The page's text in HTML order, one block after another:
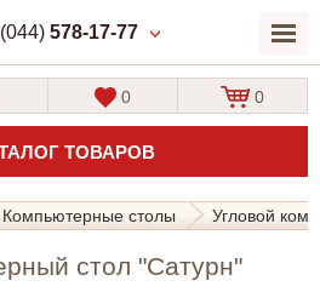
(044) 578-17-77
ТОВАРОВ
0 0
Компьютерные столы Угловой
стол "Сатурн"